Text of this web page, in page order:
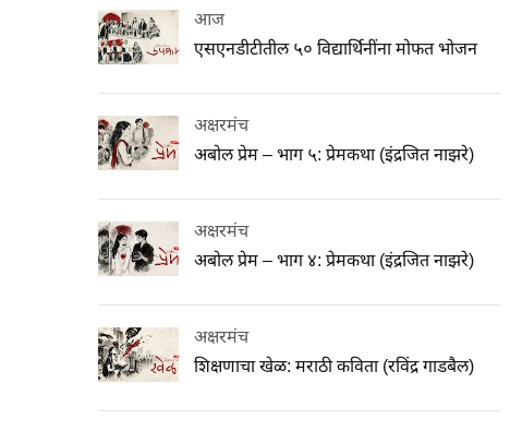
आज
एसएनडीटीतील ५० विद्यार्थिनींना मोफत भोजन
अक्षरमंच
अबोल प्रेम – भाग ५: प्रेमकथा (इंद्रजित नाझरे)
अक्षरमंच
अबोल प्रेम – भाग ४: प्रेमकथा (इंद्रजित नाझरे)
अक्षरमंच
शिक्षणाचा खेळ: मराठी कविता (रविंद्र गाडबैल)